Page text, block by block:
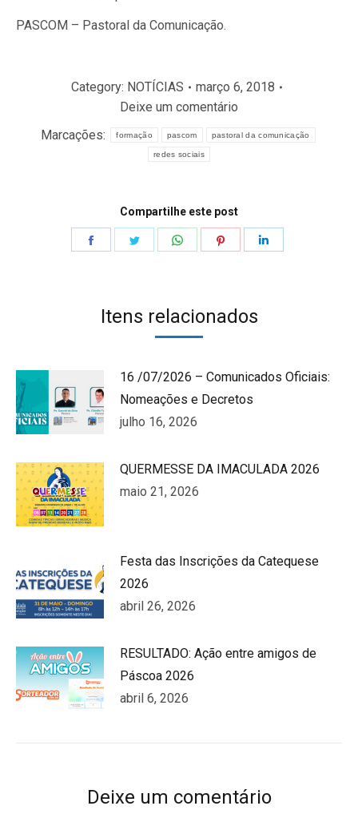
PASCOM – Pastoral da Comunicação.
Category: NOTÍCIAS
março 6, 2018
Deixe um comentário
Marcações:
formação pascom pastoral da comunicação
redes sociais
Compartilhe este post
Itens relacionados
16 /07/2026 – Comunicados Oficiais:
Nomeações e Decretos
julho 16, 2026
QUERMESSE DA IMACULADA 2026
maio 21, 2026
Festa das Inscrições da Catequese
2026
abril 26, 2026
RESULTADO: Ação entre amigos de
Páscoa 2026
abril 6, 2026
Deixe um comentário